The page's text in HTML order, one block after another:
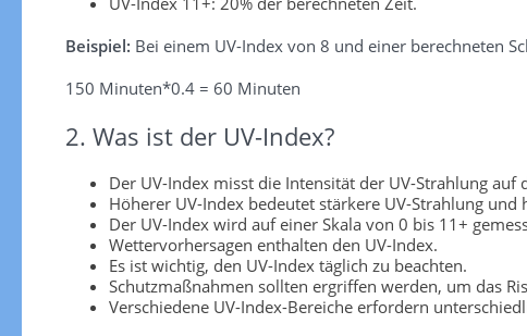
Beispiel: Bei einem UV-Index von 8 und einer berechneten
150 Minuten*0.4 = 60 Minuten
2. Was ist der UV-Index?
Der UV-Index misst die Intensität der UV-Strahlung auf
Höherer UV-Index bedeutet stärkere UV-Strahlung
Der UV-Index wird auf einer Skala von 0 bis 11+
Wettervorhersagen enthalten den UV-Index.
Es ist wichtig, den UV-Index täglich zu beachten.
Schutzmaßnahmen sollten ergriffen werden, um das
Verschiedene UV-Index-Bereiche erfordern